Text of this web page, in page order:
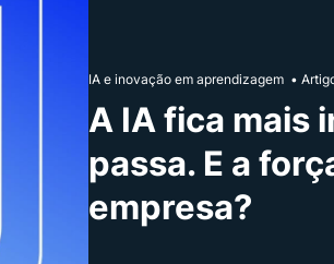
IA e inovação em aprendizagem •
A IA fica mais
passa. E a
empresa?